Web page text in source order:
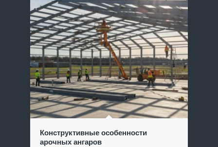
Конструктивные особенности
арочных ангаров